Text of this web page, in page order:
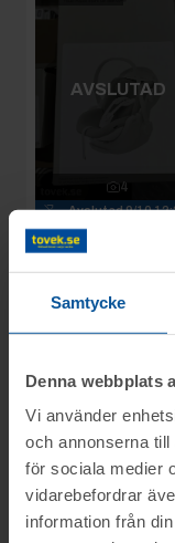
Samtycke
Denna webbplats
Vi använder
och annonserna
för sociala medier
vidarebefordrar
information från
AVSLUTAD
4
Avslutad9/10
Moms:25% tillkommer
moms
AVSLUTAD